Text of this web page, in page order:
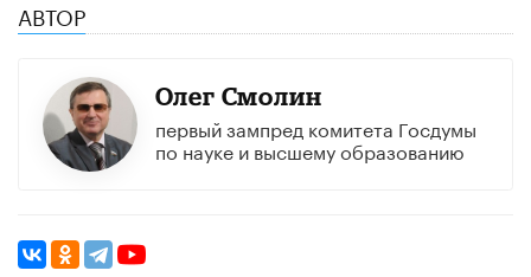
АВТОР
Олег Смолин
первый зампред комитета Госдумы
по науке и высшему образованию